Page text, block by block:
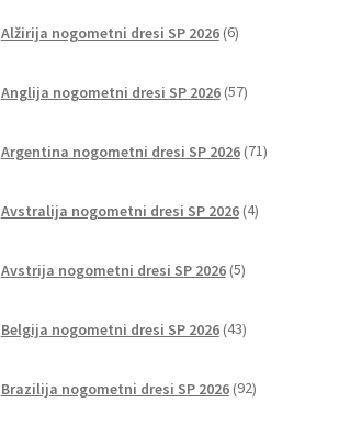
izberete
strani
Alžirija nogometni dresi SP 2026 6izdelkov
Anglija nogometni dresi SP 2026 57izdelkov
Argentina nogometni dresi SP 2026 71izdelkov
Avstralija nogometni dresi SP 2026 4izdelki
Avstrija nogometni dresi SP 2026 5izdelkov
Belgija nogometni dresi SP 2026 43izdelkov
Brazilija nogometni dresi SP 2026 92izdelkov